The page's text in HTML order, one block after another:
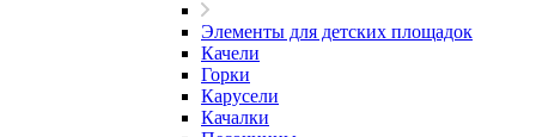
Элементы для детских площадок
Качели
Горки
Карусели
Качалки